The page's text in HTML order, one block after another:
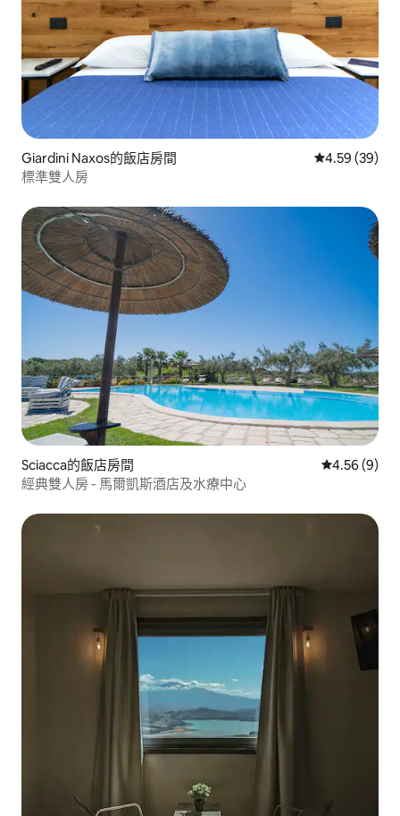
Giardini Naxos的飯店房間 從 39 則評價
4.59 (39)
標準雙人房
Sciacca的飯店房間 從 9 則評價
4.56 (9)
經典雙人房 - 馬爾凱斯酒店及水療中心